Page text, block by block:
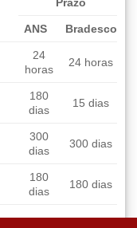
ANS Bradesco
24
horas
24 horas
180
dias
15 dias
300
dias
300 dias
180
dias
180 dias